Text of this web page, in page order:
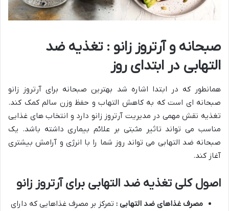
صبحانه و آرتروز زانو : تغذیه ضد
التهابی در ابتدای روز
همانطور که در ابتدا اشاره شد بهترین صبحانه برای آرتروز زانو
صبحانه ای است که به کاهش التهاب و حفظ وزن سالم کمک کند.
تغذیه نقش مهمی در مدیریت آرتروز زانو دارد و انتخاب های غذایی
مناسب می تواند تاثیر مثبتی بر علائم بیماری داشته باشد. یک
صبحانه ضد التهابی می تواند روز شما را با انرژی و آرامش بیشتری
آغاز کند.
اصول کلی تغذیه ضد التهابی برای آرتروز زانو
مصرف غذاهای ضد التهابی : تمرکز بر مصرف غذاهایی که دارای